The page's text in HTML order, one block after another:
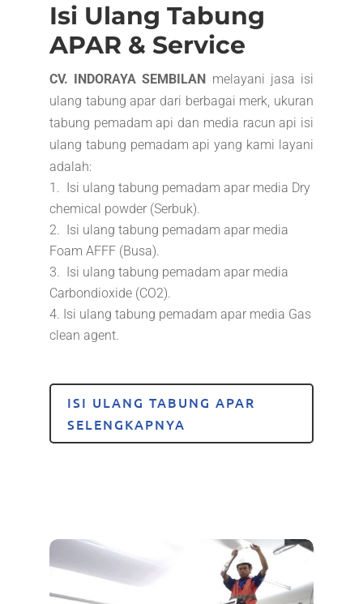
Isi Ulang Tabung
APAR & Service
CV. INDORAYA SEMBILAN melayani jasa isi
ulang tabung apar dari berbagai merk, ukuran
tabung pemadam api dan media racun api isi
ulang tabung pemadam api yang kami layani
adalah:
Isi ulang tabung pemadam apar media Dry
chemical powder (Serbuk).
Isi ulang tabung pemadam apar media
Foam AFFF (Busa).
Isi ulang tabung pemadam apar media
Carbondioxide (CO2).
Isi ulang tabung pemadam apar media Gas
clean agent.
ISI ULANG TABUNG APAR
SELENGKAPNYA